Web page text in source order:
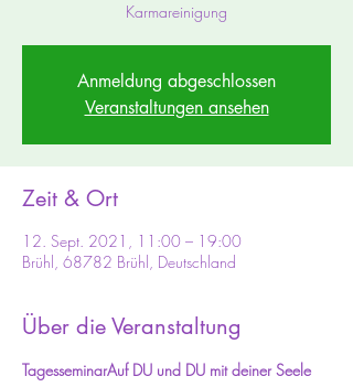
Karmareinigung
Anmeldung abgeschlossen
Veranstaltungen ansehen
Zeit & Ort
12. Sept. 2021, 11:00 – 19:00
Brühl, 68782 Brühl, Deutschland
Über die Veranstaltung
TagesseminarAuf DU und DU mit deiner Seele